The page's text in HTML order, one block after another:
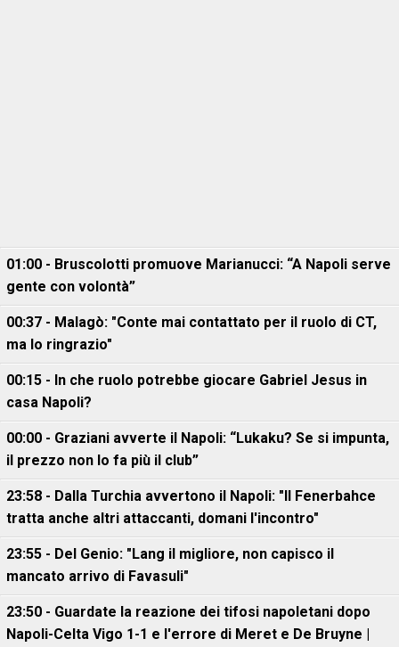
01:00 - Bruscolotti promuove Marianucci: “A Napoli serve
gente con volontà”
00:37 - Malagò: "Conte mai contattato per il ruolo di CT,
ma lo ringrazio"
00:15 - In che ruolo potrebbe giocare Gabriel Jesus in
casa Napoli?
00:00 - Graziani avverte il Napoli: “Lukaku? Se si impunta,
il prezzo non lo fa più il club”
23:58 - Dalla Turchia avvertono il Napoli: "Il Fenerbahce
tratta anche altri attaccanti, domani l'incontro"
23:55 - Del Genio: "Lang il migliore, non capisco il
mancato arrivo di Favasuli"
23:50 - Guardate la reazione dei tifosi napoletani dopo
Napoli-Celta Vigo 1-1 e l'errore di Meret e De Bruyne |